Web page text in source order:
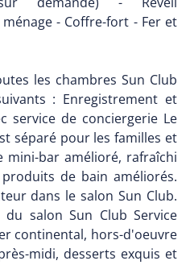
- Coffre-fort - Fer et
les chambres Sun Club
: Enregistrement et
service de conciergerie Le
séparé pour les familles et
mini-bar amélioré, rafraîchi
de bain améliorés.
dans le salon Sun Club.
salon Sun Club Service
continental, hors-d'oeuvre
midi, desserts exquis et